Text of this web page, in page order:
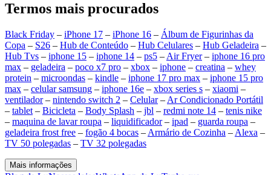
Termos mais procurados
Black Friday – iPhone 17 – iPhone 16 – Álbum de Figurinhas da
Copa – S26 – Hub de Conteúdo – Hub Celulares – Hub Geladeira –
Hub Tvs – iphone 15 – iphone 14 – ps5 – Air Fryer– iphone 16 pro
max – geladeira – poco x7 pro – xbox – iphone – creatina – whey
protein – microondas – kindle – iphone 17 pro max – iphone 15 pro
max – celular samsung – iphone 16e – xbox series s – xiaomi –
ventilador– nintendo switch 2 – Celular– Ar Condicionado Portátil
– tablet – Bicicleta – Body Splash – jbl – redmi note 14 – tenis nike
– maquina de lavar roupa – liquidificador– ipad – guarda roupa –
geladeira frost free – fogão 4 bocas – Armário de Cozinha – Alexa –
TV 50 polegadas – TV 32 polegadas
Mais informações